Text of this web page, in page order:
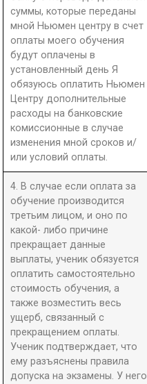
суммы, которые переданы
мной Ньюмен центру в счет
оплаты моего обучения
будут оплачены в
установленный день Я
обязуюсь оплатить Ньюмен
Центру дополнительные
расходы на банковские
комиссионные в случае
изменения мной сроков и/
или условий оплаты.
4. В случае если оплата за
обучение производится
третьим лицом, и оно по
какой- либо причине
прекращает данные
выплаты, ученик обязуется
оплатить самостоятельно
стоимость обучения, а
также возместить весь
ущерб, связанный с
прекращением оплаты.
Ученик подтверждает, что
ему разъяснены правила
допуска на экзамены. У него